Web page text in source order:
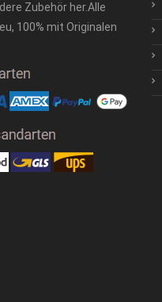
Zubehör her.Alle
100% mit Originalen